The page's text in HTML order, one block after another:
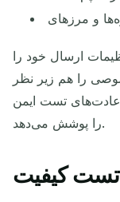
ارسال خود را
را هم زیر نظر
تست ایمن
را پوشش می‌دهد.
کیفیت